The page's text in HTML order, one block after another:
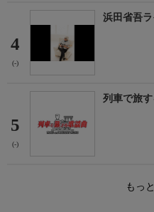
4
(-)
浜田省吾
5
(-)
列車で旅
もっ